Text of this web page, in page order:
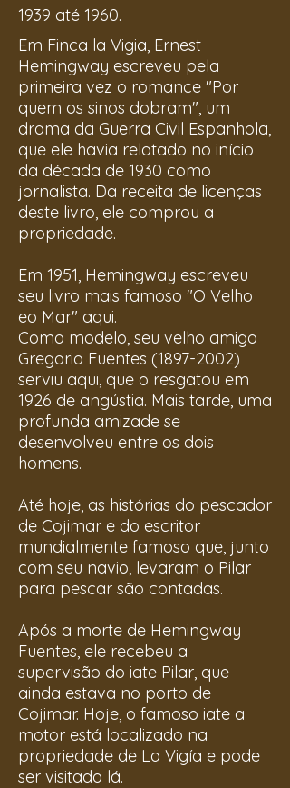
1939 até 1960.
Em Finca la Vigia, Ernest
Hemingway escreveu pela
primeira vez o romance "Por
quem os sinos dobram", um
drama da Guerra Civil Espanhola,
que ele havia relatado no início
da década de 1930 como
jornalista. Da receita de licenças
deste livro, ele comprou a
propriedade.
Em 1951, Hemingway escreveu
seu livro mais famoso "O Velho
eo Mar" aqui.
Como modelo, seu velho amigo
Gregorio Fuentes (1897-2002)
serviu aqui, que o resgatou em
1926 de angústia. Mais tarde, uma
profunda amizade se
desenvolveu entre os dois
homens.
Até hoje, as histórias do pescador
de Cojimar e do escritor
mundialmente famoso que, junto
com seu navio, levaram o Pilar
para pescar são contadas.
Após a morte de Hemingway
Fuentes, ele recebeu a
supervisão do iate Pilar, que
ainda estava no porto de
Cojimar. Hoje, o famoso iate a
motor está localizado na
propriedade de La Vigía e pode
ser visitado lá.